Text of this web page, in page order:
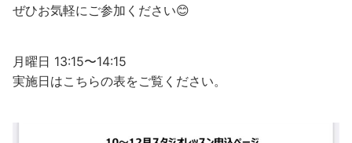
ぜひお気軽にご参加ください😊
月曜日 13:15〜14:15
実施日はこちらの表をご覧ください。